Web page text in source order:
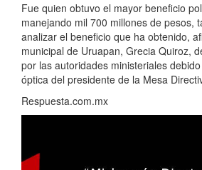
Fue quien obtuvo el mayor beneficio
manejando mil 700 millones de pesos,
analizar el beneficio que ha obtenido,
municipal de Uruapan, Grecia Quiroz,
por las autoridades ministeriales
óptica del presidente de la Mesa
Respuesta.com.mx